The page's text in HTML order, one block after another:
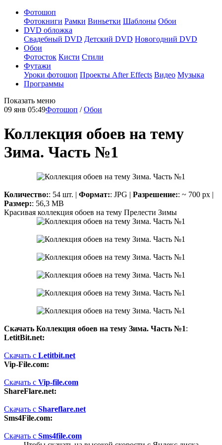
Фотошоп
Фотокниги Рамки Виньетки Шаблоны Обои
DVD обложка
Свадебный DVD Детский DVD Новогодний DVD
Обои
Фотосток Кисти Стили
Футажи
Уроки фотошоп Проекты After Effects Видео Музыка
Программы
Показать меню
09 янв 05:49Фотошоп /Обои
Коллекция обоев на тему
Зима. Часть №1
Количество:: 54 шт. | Формат:: JPG | Разрешение:: ~ 700 px |
Размер:: 56,3 MB
Красивая коллекция обоев на тему Прелести Зимы
Скачать Коллекция обоев на тему Зима. Часть №1:
LetitBit.net:
Скачать с Letitbit.net
Vip-File.com:
Скачать с Vip-file.com
ShareFlare.net:
Скачать с Shareflare.net
Sms4File.com:
Скачать с Sms4file.com